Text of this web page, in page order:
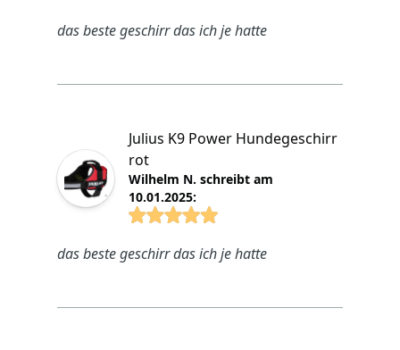
das beste geschirr das ich je hatte
Julius K9 Power Hundegeschirr
rot
Wilhelm N. schreibt am
10.01.2025:
das beste geschirr das ich je hatte